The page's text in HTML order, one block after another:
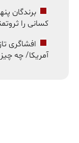
کسانی را
افشاگری
آمریکا/ چه